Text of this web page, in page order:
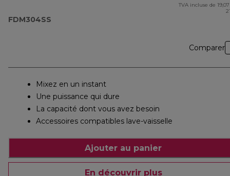
FDM304SS
TVA incluse de
Comparer
Mixez en un instant
Une puissance qui dure
La capacité dont vous avez besoin
Accessoires compatibles lave-vaisselle
Ajouter au panier
En découvrir plus